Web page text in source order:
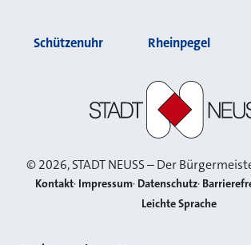
Schützenuhr Rheinpegel
©2026, STADT NEUSS – Der
Kontakt Impressum Datenschutz
Leichte Sprache